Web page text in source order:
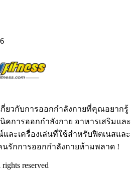
กี่ยวกับการออกกำลังกายที่คุณอยากรู้
คการออกกำลังกาย อาหารเสริมและ
ละเครื่องเล่นที่ใช้สำหรับฟิตเนสและ
รักการออกกำลังกายห้ามพลาด !
reserved